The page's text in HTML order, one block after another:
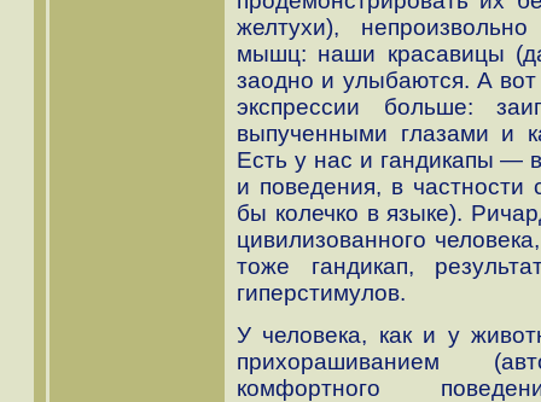
желтухи),
мышц: наши красавицы
заодно и улыбаются. А
экспрессии больше:
выпученными глазами и
Есть у нас и гандикапы —
и поведения, в
бы колечко в языке).
цивилизованного
тоже гандикап,
гиперстимулов.
У человека, как и у
прихорашиванием
комфортного